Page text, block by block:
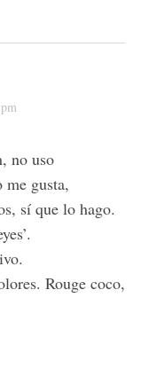
no uso
me gusta,
sí que lo hago.
Rouge coco,